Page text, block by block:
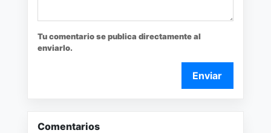
Tu comentario se publica directamente al
enviarlo.
Enviar
Comentarios